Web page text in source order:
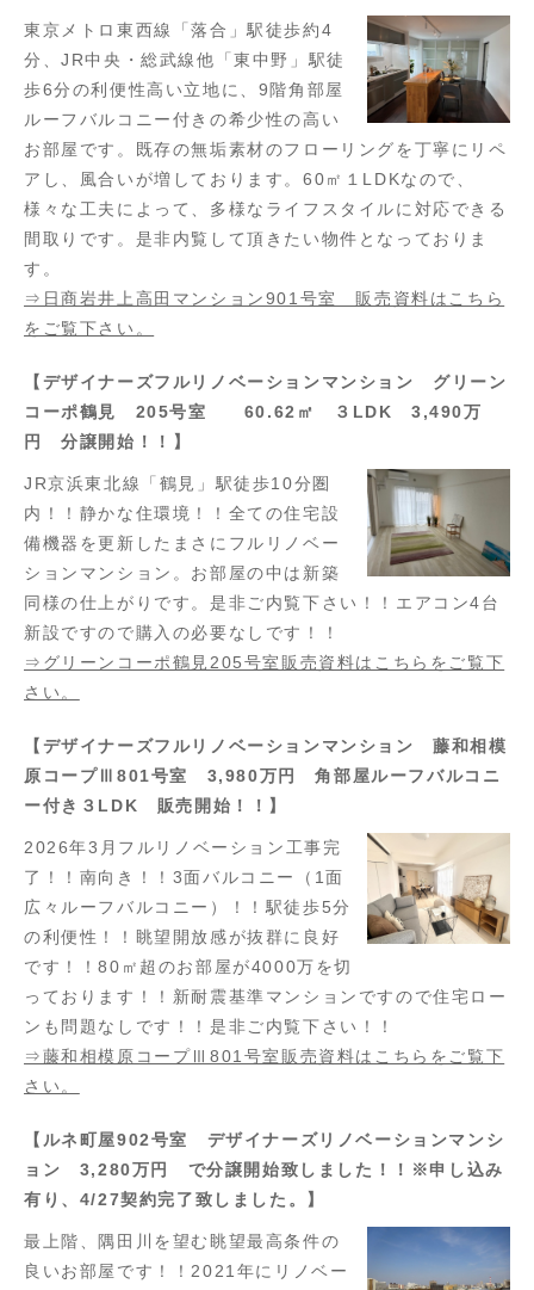
東京メトロ東西線「落合」駅徒歩約4
分、JR中央・総武線他「東中野」駅徒
歩6分の利便性高い立地に、9階角部屋
ルーフバルコニー付きの希少性の高い
お部屋です。既存の無垢素材のフローリングを丁寧にリペ
アし、風合いが増しております。60㎡１LDKなので、
様々な工夫によって、多様なライフスタイルに対応できる
間取りです。是非内覧して頂きたい物件となっておりま
す。
⇒日商岩井上高田マンション901号室 販売資料はこちら
をご覧下さい。
【デザイナーズフルリノベーションマンション グリーン
コーポ鶴見 205号室 60.62㎡ ３LDK 3,490万
円 分譲開始！！】
JR京浜東北線「鶴見」駅徒歩10分圏
内！！静かな住環境！！全ての住宅設
備機器を更新したまさにフルリノベー
ションマンション。お部屋の中は新築
同様の仕上がりです。是非ご内覧下さい！！エアコン4台
新設ですので購入の必要なしです！！
⇒グリーンコーポ鶴見205号室販売資料はこちらをご覧下
さい。
【デザイナーズフルリノベーションマンション 藤和相模
原コープⅢ801号室 3,980万円 角部屋ルーフバルコニ
ー付き３LDK 販売開始！！】
2026年3月フルリノベーション工事完
了！！南向き！！3面バルコニー（1面
広々ルーフバルコニー）！！駅徒歩5分
の利便性！！眺望開放感が抜群に良好
です！！80㎡超のお部屋が4000万を切
っております！！新耐震基準マンションですので住宅ロー
ンも問題なしです！！是非ご内覧下さい！！
⇒藤和相模原コープⅢ801号室販売資料はこちらをご覧下
さい。
【ルネ町屋902号室 デザイナーズリノベーションマンシ
ョン 3,280万円 で分譲開始致しました！！※申し込み
有り、4/27契約完了致しました。】
最上階、隅田川を望む眺望最高条件の
良いお部屋です！！2021年にリノベー